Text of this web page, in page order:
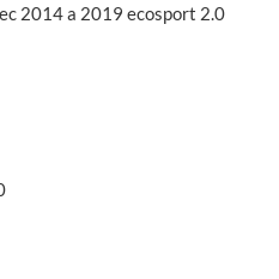
2014 a 2019 ecosport 2.0